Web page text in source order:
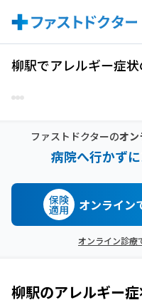
柳駅でアレルギー症
ファストドクターのオン
病院へ行かず
保険
適用 オンライン
オンライン診療
柳駅のアレルギー